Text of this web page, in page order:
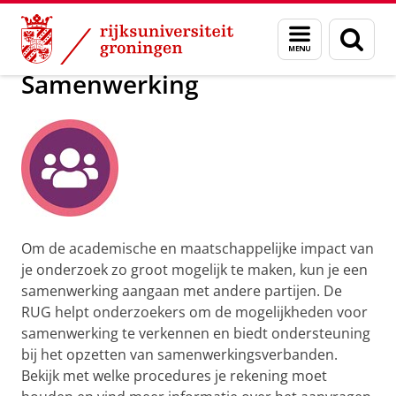
Skip
Content
Skip
Navigation
Menu
en
zoeken
Onderzoek Research Support Portal Voor je onderzoek
Samenwerking
Om de academische en maatschappelijke impact van
je onderzoek zo groot mogelijk te maken, kun je een
samenwerking aangaan met andere partijen. De
RUG helpt onderzoekers om de mogelijkheden voor
samenwerking te verkennen en biedt ondersteuning
bij het opzetten van samenwerkingsverbanden.
Bekijk met welke procedures je rekening moet